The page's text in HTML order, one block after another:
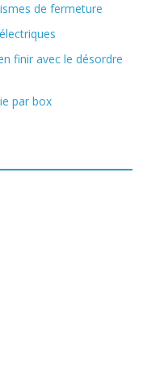
de fermeture
finir avec le désordre
par box